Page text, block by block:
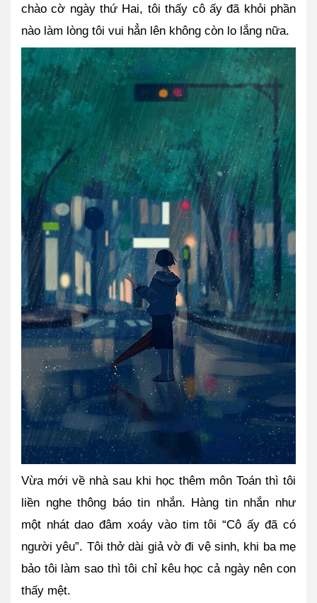
chào cờ ngày thứ Hai, tôi thấy cô ấy đã khỏi phần
nào làm lòng tôi vui hẳn lên không còn lo lắng nữa.
Vừa mới về nhà sau khi học thêm môn Toán thì tôi
liền nghe thông báo tin nhắn. Hàng tin nhắn như
một nhát dao đâm xoáy vào tim tôi “Cô ấy đã có
người yêu”. Tôi thở dài giả vờ đi vệ sinh, khi ba mẹ
bảo tôi làm sao thì tôi chỉ kêu học cả ngày nên con
thấy mệt.